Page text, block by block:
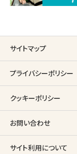
サイトマップ
プライバシーポリシー
クッキーポリシー
お問い合わせ
サイト利用について